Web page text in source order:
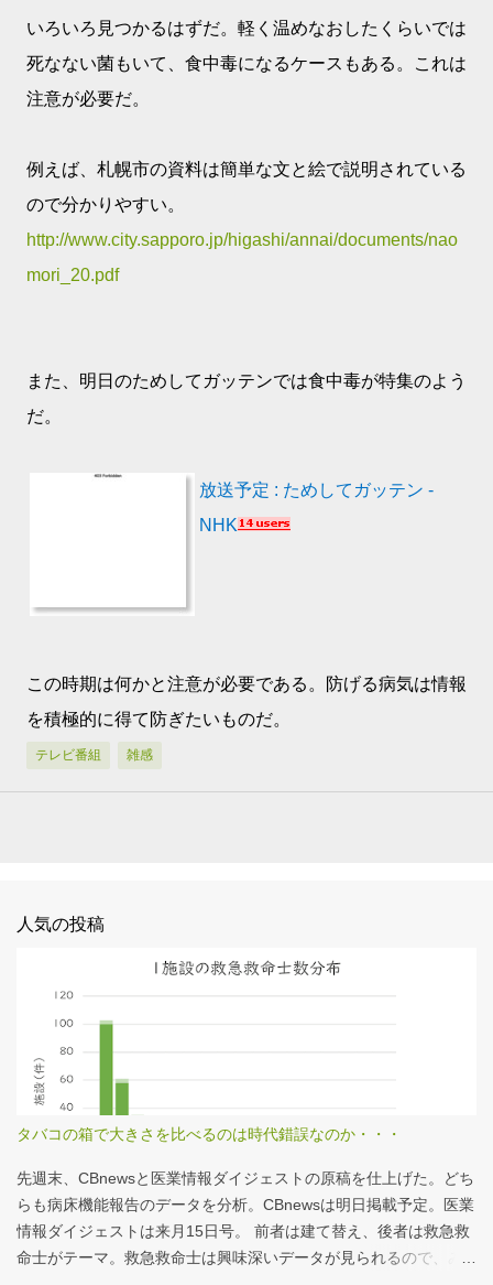
いろいろ見つかるはずだ。軽く温めなおしたくらいでは
死なない菌もいて、食中毒になるケースもある。これは
注意が必要だ。
例えば、札幌市の資料は簡単な文と絵で説明されている
ので分かりやすい。
http://www.city.sapporo.jp/higashi/annai/documents/nao
mori_20.pdf
また、明日のためしてガッテンでは食中毒が特集のよう
だ。
放送予定 : ためしてガッテン -
NHK
この時期は何かと注意が必要である。防げる病気は情報
を積極的に得て防ぎたいものだ。
テレビ番組 雑感
人気の投稿
タバコの箱で大きさを比べるのは時代錯誤なのか・・・
先週末、CBnewsと医業情報ダイジェストの原稿を仕上げた。どち
らも病床機能報告のデータを分析。CBnewsは明日掲載予定。医業
情報ダイジェストは来月15日号。 前者は建て替え、後者は救急救
命士がテーマ。救急救命士は興味深いデータが見られるので、み